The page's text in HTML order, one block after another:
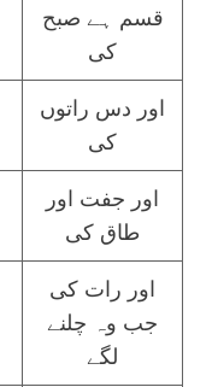
قسم ہے صبح
کی
اور دس راتوں
کی
اور جفت اور
طاق کی
اور رات کی
جب وہ چلنے
لگے